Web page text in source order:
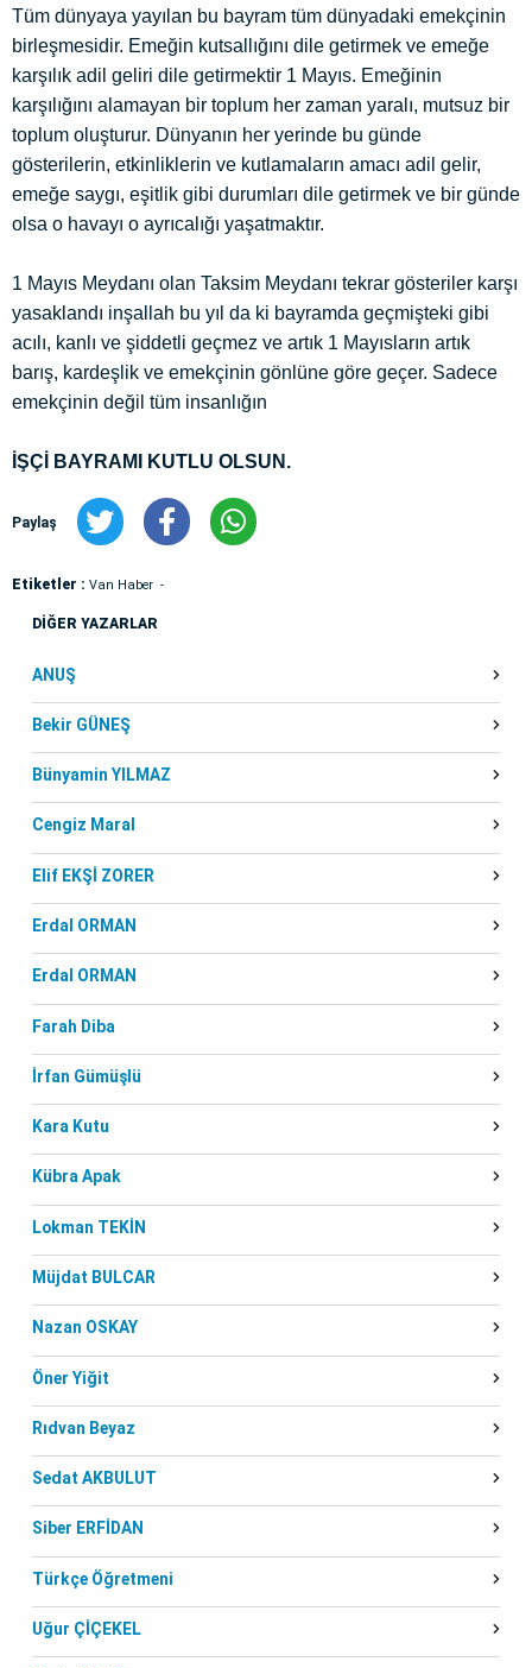
Tüm dünyaya yayılan bu bayram tüm dünyadaki emekçinin
birleşmesidir. Emeğin kutsallığını dile getirmek ve emeğe
karşılık adil geliri dile getirmektir 1 Mayıs. Emeğinin
karşılığını alamayan bir toplum her zaman yaralı, mutsuz bir
toplum oluşturur. Dünyanın her yerinde bu günde
gösterilerin, etkinliklerin ve kutlamaların amacı adil gelir,
emeğe saygı, eşitlik gibi durumları dile getirmek ve bir günde
olsa o havayı o ayrıcalığı yaşatmaktır.
1 Mayıs Meydanı olan Taksim Meydanı tekrar gösteriler karşı
yasaklandı inşallah bu yıl da ki bayramda geçmişteki gibi
acılı, kanlı ve şiddetli geçmez ve artık 1 Mayısların artık
barış, kardeşlik ve emekçinin gönlüne göre geçer. Sadece
emekçinin değil tüm insanlığın
İŞÇİ BAYRAMI KUTLU OLSUN.
Paylaş
Etiketler : Van Haber
DİĞER YAZARLAR
ANUŞ
Bekir GÜNEŞ
Bünyamin YILMAZ
Cengiz Maral
Elif EKŞİ ZORER
Erdal ORMAN
Erdal ORMAN
Farah Diba
İrfan Gümüşlü
Kara Kutu
Kübra Apak
Lokman TEKİN
Müjdat BULCAR
Nazan OSKAY
Öner Yiğit
Rıdvan Beyaz
Sedat AKBULUT
Siber ERFİDAN
Türkçe Öğretmeni
Uğur ÇİÇEKEL